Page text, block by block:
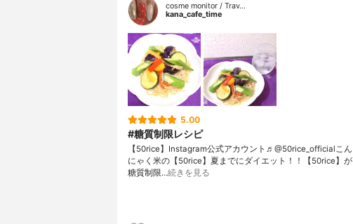
cosme monitor / Trav…
kana_cafe_time
5.00
#糖質制限レシピ
【50rice】Instagram公式アカウント♬@50rice_officialこん
にゃく米の【50rice】夏までにダイエット！！【50rice】が
糖質制限…続きを見る